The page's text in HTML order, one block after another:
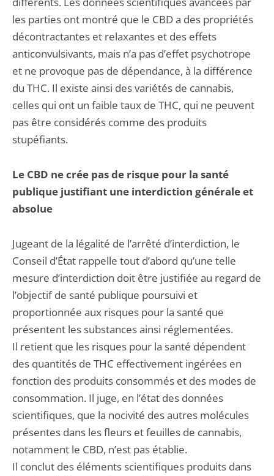
les parties ont montré que le CBD a des propriétés
décontractantes et relaxantes et des effets
anticonvulsivants, mais n’a pas d’effet psychotrope
et ne provoque pas de dépendance, à la différence
du THC. Il existe ainsi des variétés de cannabis,
celles qui ont un faible taux de THC, qui ne peuvent
pas être considérés comme des produits
stupéfiants.
Le CBD ne crée pas de risque pour la santé
publique justifiant une interdiction générale et
absolue
Jugeant de la légalité de l’arrêté d’interdiction, le
Conseil d’État rappelle tout d’abord qu’une telle
mesure d’interdiction doit être justifiée au regard de
l’objectif de santé publique poursuivi et
proportionnée aux risques pour la santé que
présentent les substances ainsi réglementées.
Il retient que les risques pour la santé dépendent
des quantités de THC effectivement ingérées en
fonction des produits consommés et des modes de
consommation. Il juge, en l’état des données
scientifiques, que la nocivité des autres molécules
présentes dans les fleurs et feuilles de cannabis,
notamment le CBD, n’est pas établie.
Il conclut des éléments scientifiques produits dans